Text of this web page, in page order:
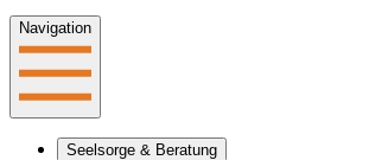
Navigation
Seelsorge & Beratung